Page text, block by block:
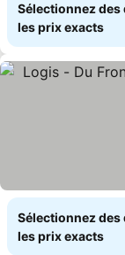
Sélectionnez
les prix exacts
Sélectionnez
les prix exacts